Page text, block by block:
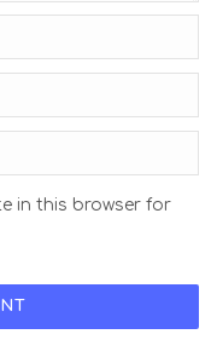
in this browser for